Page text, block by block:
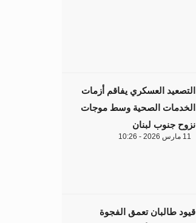
التصعيد العسكري يفاقم أزمات
الخدمات الصحية وسط موجات
نزوح جنوب لبنان
11 مارس 2026 - 10:26
قيود طالبان تعمق الفجوة